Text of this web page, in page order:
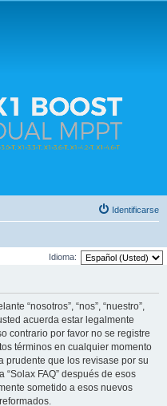
Solax y temas relacionados.
Identificarse
Idioma:
“nosotros”, “nos”, “nuestro”,
acuerda estar legalmente
contrario por favor no se registre
términos en cualquier momento
prudente que los revisase por su
FAQ” después de esos
sometido a esos nuevos